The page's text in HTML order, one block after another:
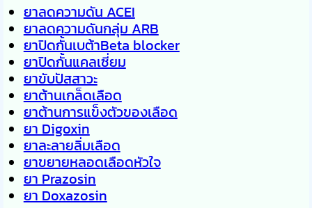
ยาลดความดัน ACEI
ยาลดความดันกลุ่ม ARB
ยาปิดกั้นเบต้าBeta blocker
ยาปิดกั้นแคลเซี่ยม
ยาขับปัสสาวะ
ยาต้านเกล็ดเลือด
ยาต้านการแข็งตัวของเลือด
ยา Digoxin
ยาละลายลิ่มเลือด
ยาขยายหลอดเลือดหัวใจ
ยา Prazosin
ยา Doxazosin